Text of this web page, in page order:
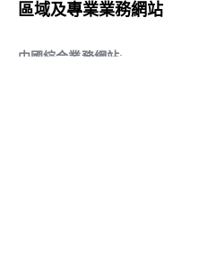
區域及專業業務網站
中國綜合業務網站: